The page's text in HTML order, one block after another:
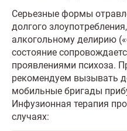
Серьезные формы
долгого
алкогольному делирию
состояние
проявлениями психоза.
рекомендуем вызывать
мобильные бригады
Инфузионная терапия
случаях: